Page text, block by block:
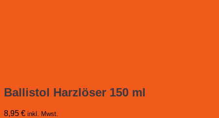
Ballistol Harzlöser 150 ml
8,95 € inkl. Mwst.